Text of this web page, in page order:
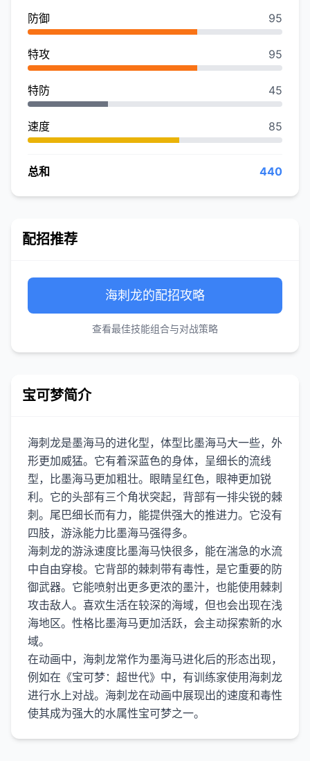
防御 95
特攻 95
特防 45
速度 85
总和 440
配招推荐
海刺龙的配招攻略
查看最佳技能组合与对战策略
宝可梦简介
海刺龙是墨海马的进化型，体型比墨海马大一些，外
形更加威猛。它有着深蓝色的身体，呈细长的流线
型，比墨海马更加粗壮。眼睛呈红色，眼神更加锐
利。它的头部有三个角状突起，背部有一排尖锐的棘
刺。尾巴细长而有力，能提供强大的推进力。它没有
四肢，游泳能力比墨海马强得多。
海刺龙的游泳速度比墨海马快很多，能在湍急的水流
中自由穿梭。它背部的棘刺带有毒性，是它重要的防
御武器。它能喷射出更多更浓的墨汁，也能使用棘刺
攻击敌人。喜欢生活在较深的海域，但也会出现在浅
海地区。性格比墨海马更加活跃，会主动探索新的水
域。
在动画中，海刺龙常作为墨海马进化后的形态出现，
例如在《宝可梦：超世代》中，有训练家使用海刺龙
进行水上对战。海刺龙在动画中展现出的速度和毒性